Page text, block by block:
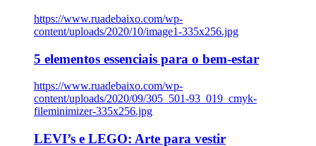
https://www.ruadebaixo.com/wp-
content/uploads/2020/10/image1-335x256.jpg
5 elementos essenciais para o bem-estar
https://www.ruadebaixo.com/wp-
content/uploads/2020/09/305_501-93_019_cmyk-
fileminimizer-335x256.jpg
LEVI’s e LEGO: Arte para vestir